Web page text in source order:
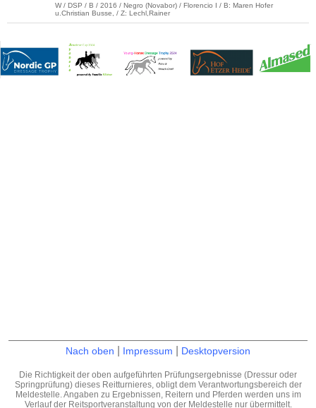
W / DSP / B / 2016 / Negro (Novabor) / Florencio I / B: Maren Hofer
u.Christian Busse, / Z: Lechl,Rainer
Nach oben Impressum Desktopversion
Die Richtigkeit der oben aufgeführten Prüfungsergebnisse (Dressur oder
Springprüfung) dieses Reitturnieres, obligt dem Verantwortungsbereich der
Meldestelle. Angaben zu Ergebnissen, Reitern und Pferden werden uns im
Verlauf der Reitsportveranstaltung von der Meldestelle nur übermittelt.